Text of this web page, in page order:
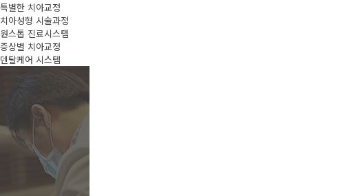
특별한 치아교정
치아성형 시술과정
원스톱 진료시스템
증상별 치아교정
덴탈케어 시스템